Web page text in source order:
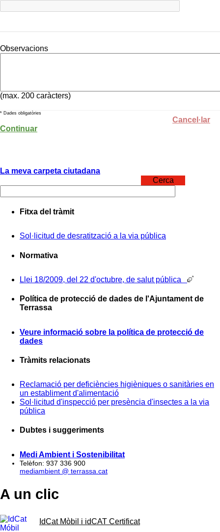
Observacions
(max. 200 caràcters)
* Dades obligatòries
Cancel·lar
Continuar
La meva carpeta ciutadana
Cerca
Fitxa del tràmit
Sol·licitud de desratització a la via pública
Normativa
Llei 18/2009, del 22 d'octubre, de salut pública
Política de protecció de dades de l'Ajuntament de
Terrassa
Veure informació sobre la política de protecció de
dades
Tràmits relacionats
Reclamació per deficiències higièniques o sanitàries en
un establiment d'alimentació
Sol·licitud d'inspecció per presència d'insectes a la via
pública
Dubtes i suggeriments
Medi Ambient i Sostenibilitat
Telèfon: 937 336 900
mediambient @ terrassa.cat
A un clic
IdCat Mòbil i idCAT Certificat